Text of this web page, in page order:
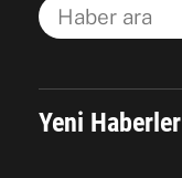
Yeni Haberler